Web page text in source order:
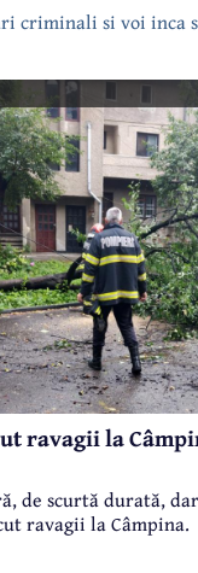
criminali si voi inca
ravagii la
de scurtă durată,
ravagii la Câmpina.